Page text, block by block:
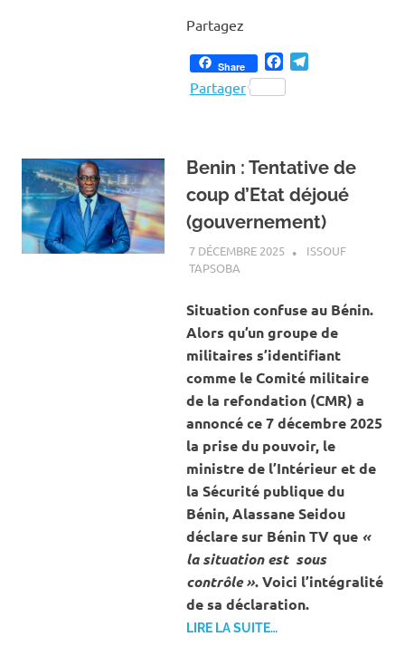
Partagez
Share Facebook
Partager
Benin : Tentative de
coup d’Etat déjoué
(gouvernement)
7 DÉCEMBRE 2025
ISSOUF
TAPSOBA
‎Situation confuse au Bénin.
Alors qu’un groupe de
militaires s’identifiant
comme le Comité militaire
de la refondation (CMR) a
annoncé ce 7 décembre 2025
la prise du pouvoir, le
ministre de l’Intérieur et de
la Sécurité publique du
Bénin, Alassane Seidou
déclare sur Bénin TV que «
la situation est sous
contrôle ». Voici l’intégralité
de sa déclaration.
LIRE LA SUITE…